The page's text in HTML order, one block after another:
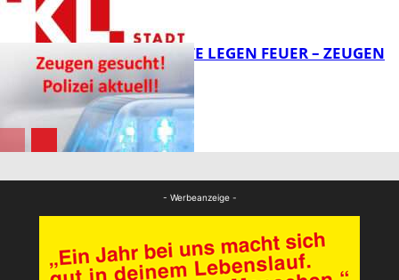
UNBEKANNTE LEGEN FEUER – ZEUGEN
GESUCHT!
- Werbeanzeige -